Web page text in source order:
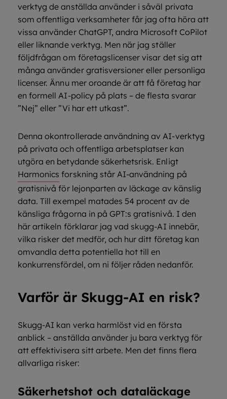
verktyg de anställda använder i såväl privata
som offentliga verksamheter får jag ofta höra att
vissa använder ChatGPT, andra Microsoft CoPilot
eller liknande verktyg. Men när jag ställer
följdfrågan om företagslicenser visar det sig att
många använder gratisversioner eller personliga
licenser. Ännu mer oroande är att få företag har
en formell AI-policy på plats – de flesta svarar
”Nej” eller ”Vi har ett utkast”.
Denna okontrollerade användning av AI-verktyg
på privata och offentliga arbetsplatser kan
utgöra en betydande säkerhetsrisk. Enligt
Harmonics forskning står AI-användning på
gratisnivå för lejonparten av läckage av känslig
data. Till exempel matades 54 procent av de
känsliga frågorna in på GPT:s gratisnivå. I den
här artikeln förklarar jag vad skugg-AI innebär,
vilka risker det medför, och hur ditt företag kan
omvandla detta potentiella hot till en
konkurrensfördel, om ni följer råden nedanför.
Varför är Skugg-AI en risk?
Skugg-AI kan verka harmlöst vid en första
anblick – anställda använder ju bara verktyg för
att effektivisera sitt arbete. Men det finns flera
allvarliga risker:
Säkerhetshot och dataläckage